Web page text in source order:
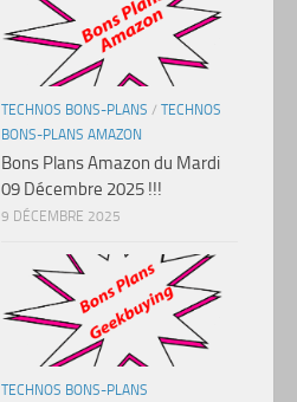
TECHNOS BONS-PLANS / TECHNOS
BONS-PLANS AMAZON
Bons Plans Amazon du Mardi
09 Décembre 2025 !!!
9 DÉCEMBRE 2025
TECHNOS BONS-PLANS